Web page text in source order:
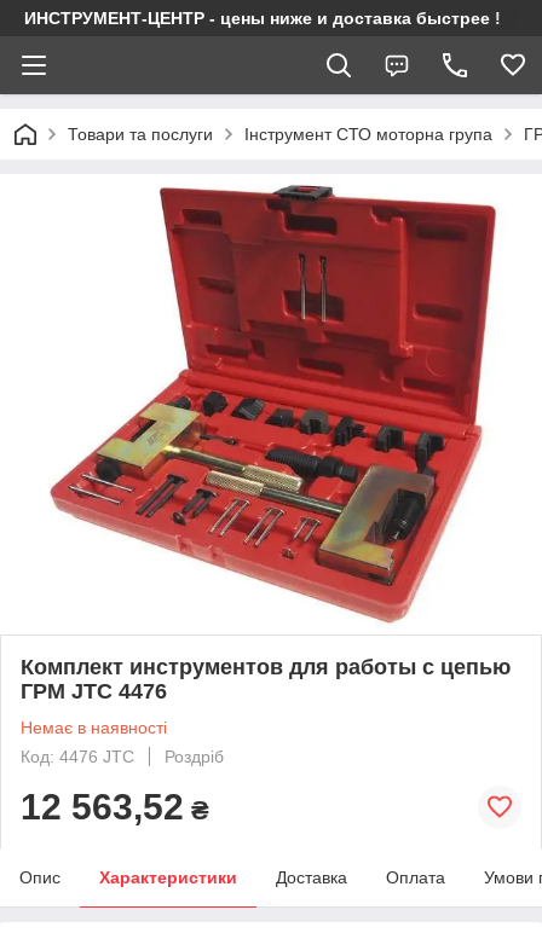
ИНСТРУМЕНТ-ЦЕНТР - цены ниже и доставка быстрее !
Товари та послуги Інструмент СТО моторна група
Комплект инструментов для работы с цепью
ГРМ JTC 4476
Немає в наявності
Код: 4476 JTC
Роздріб
12 563,52 ₴
Опис Характеристики Доставка Оплата Умови